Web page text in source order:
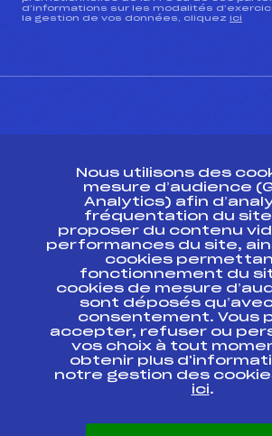
d’informations sur les modalités
la gestion de vos données, cliquez ici
Ressources
Pass’Neige
Projet sportif fédéral
Projet de performance
Antidopage
Pôle Développement,
Scientifique
Listes ministérielles
Pôle vie de l’athlète
Enseignement professionnel
Nous utilisons des
mesure d’audience
Analytics) afin
fréquentation du
proposer du contenu
performances du site,
cookies
fonctionnement du
cookies de mesure
sont déposés
consentement. Vous
accepter, refuser ou
vos choix à tout
obtenir plus
notre gestion des
ici.